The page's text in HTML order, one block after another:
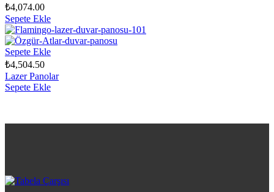
₺4,074.00
Sepete Ekle
Sepete Ekle
₺4,504.50
Lazer Panolar
Sepete Ekle